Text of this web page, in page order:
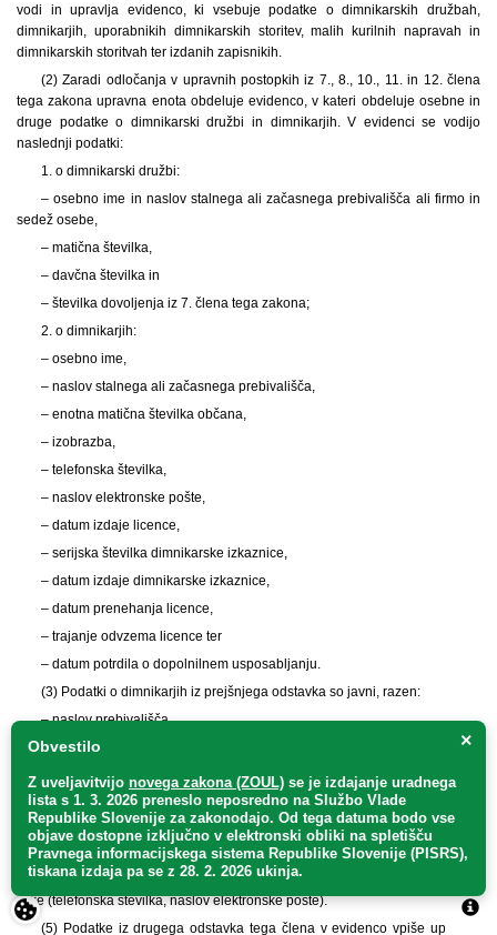
vodi in upravlja evidenco, ki vsebuje podatke o dimnikarskih družbah,
dimnikarjih, uporabnikih dimnikarskih storitev, malih kurilnih napravah in
dimnikarskih storitvah ter izdanih zapisnikih.
(2) Zaradi odločanja v upravnih postopkih iz 7., 8., 10., 11. in 12. člena
tega zakona upravna enota obdeluje evidenco, v kateri obdeluje osebne in
druge podatke o dimnikarski družbi in dimnikarjih. V evidenci se vodijo
naslednji podatki:
1. o dimnikarski družbi:
– osebno ime in naslov stalnega ali začasnega prebivališča ali firmo in
sedež osebe,
– matična številka,
– davčna številka in
– številka dovoljenja iz 7. člena tega zakona;
2. o dimnikarjih:
– osebno ime,
– naslov stalnega ali začasnega prebivališča,
– enotna matična številka občana,
– izobrazba,
– telefonska številka,
– naslov elektronske pošte,
– datum izdaje licence,
– serijska številka dimnikarske izkaznice,
– datum izdaje dimnikarske izkaznice,
– datum prenehanja licence,
– trajanje odvzema licence ter
– datum potrdila o dopolnilnem usposabljanju.
(3) Podatki o dimnikarjih iz prejšnjega odstavka so javni, razen:
– naslov prebivališča,
– enotna matična številka občana,
– telefonska številka,
– naslov elektronske pošte in
– datum potrdila o dopolnilnem usposabljanju.
(4) Ne glede na prejšnji odstavek se posamezniku v vlogi za izdajo
licence omogoči, da lahko da privolitev za javno objavo svojih podatkov za
stike (telefonska številka, naslov elektronske pošte).
(5) Podatke iz drugega odstavka tega člena v evidenco vpiše upravna
×
Obvestilo
Z uveljavitvijo novega zakona (ZOUL) se je izdajanje uradnega
lista s 1. 3. 2026 preneslo neposredno na Službo Vlade
Republike Slovenije za zakonodajo. Od tega datuma bodo vse
objave dostopne izključno v elektronski obliki na spletišču
Pravnega informacijskega sistema Republike Slovenije (PISRS),
tiskana izdaja pa se z 28. 2. 2026 ukinja.